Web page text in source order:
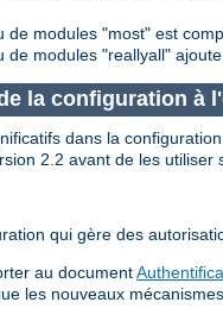
de modules "most" est
de modules "reallyall"
la configuration à
dans la
2.2 avant de les utiliser
qui gère des
au document
les nouveaux